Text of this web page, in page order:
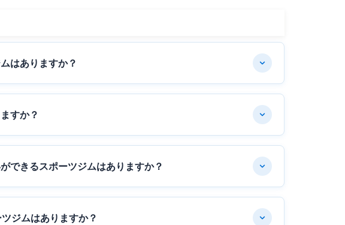
はありますか？
すか？
できるスポーツジムはありますか？
ジムはありますか？